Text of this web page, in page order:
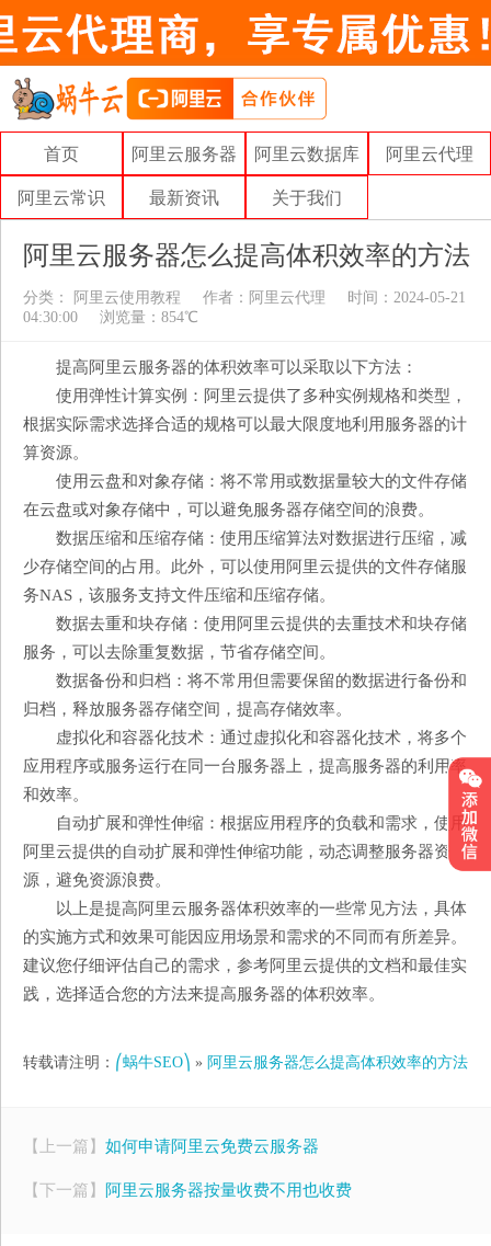
首页 阿里云服务器 阿里云数据库 阿里云代理
阿里云常识 最新资讯 关于我们
阿里云服务器怎么提高体积效率的方法
分类： 阿里云使用教程 作者： 阿里云代理
时间：2024-05-21
04:30:00
浏览量：854℃
提高阿里云服务器的体积效率可以采取以下方法：
使用弹性计算实例：阿里云提供了多种实例规格和类型，
根据实际需求选择合适的规格可以最大限度地利用服务器的计
算资源。
使用云盘和对象存储：将不常用或数据量较大的文件存储
在云盘或对象存储中，可以避免服务器存储空间的浪费。
数据压缩和压缩存储：使用压缩算法对数据进行压缩，减
少存储空间的占用。此外，可以使用阿里云提供的文件存储服
务NAS，该服务支持文件压缩和压缩存储。
数据去重和块存储：使用阿里云提供的去重技术和块存储
服务，可以去除重复数据，节省存储空间。
数据备份和归档：将不常用但需要保留的数据进行备份和
归档，释放服务器存储空间，提高存储效率。
虚拟化和容器化技术：通过虚拟化和容器化技术，将多个
应用程序或服务运行在同一台服务器上，提高服务器的利用率
和效率。
自动扩展和弹性伸缩：根据应用程序的负载和需求，使用
阿里云提供的自动扩展和弹性伸缩功能，动态调整服务器资
源，避免资源浪费。
以上是提高阿里云服务器体积效率的一些常见方法，具体
的实施方式和效果可能因应用场景和需求的不同而有所差异。
建议您仔细评估自己的需求，参考阿里云提供的文档和最佳实
践，选择适合您的方法来提高服务器的体积效率。
转载请注明： ⎛蜗牛SEO⎞ » 阿里云服务器怎么提高体积效率的方法
【上一篇】 如何申请阿里云免费云服务器
【下一篇】 阿里云服务器按量收费不用也收费